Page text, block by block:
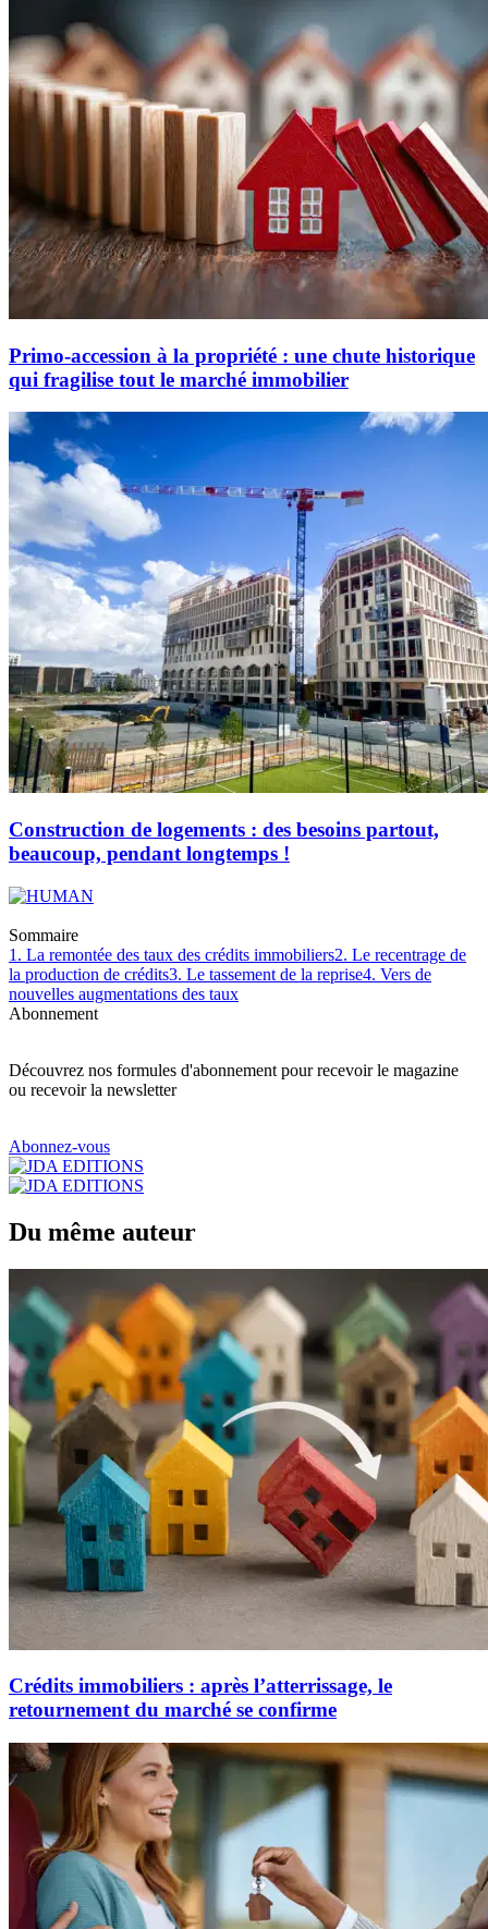
Primo-accession à la propriété : une chute historique
qui fragilise tout le marché immobilier
Construction de logements : des besoins partout,
beaucoup, pendant longtemps !
Sommaire
1. La remontée des taux des crédits immobiliers2. Le recentrage de
la production de crédits3. Le tassement de la reprise4. Vers de
nouvelles augmentations des taux
Abonnement
Découvrez nos formules d'abonnement pour recevoir le magazine
ou recevoir la newsletter
Abonnez-vous
Du même auteur
Crédits immobiliers : après l’atterrissage, le
retournement du marché se confirme